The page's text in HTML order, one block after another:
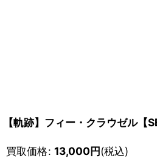
【軌跡】フィー・クラウゼル【
買取価格: 13,000円(税込)